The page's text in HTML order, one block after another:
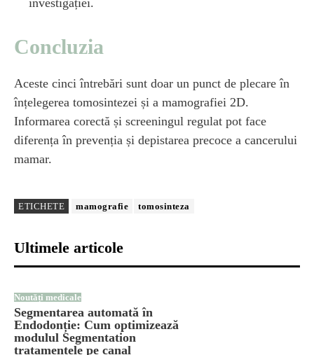
investigației.
Concluzia
Aceste cinci întrebări sunt doar un punct de plecare în
înțelegerea tomosintezei și a mamografiei 2D.
Informarea corectă și screeningul regulat pot face
diferența în prevenția și depistarea precoce a cancerului
mamar.
ETICHETE mamografie tomosinteza
Ultimele articole
Noutăți medicale
Segmentarea automată în
Endodonție: Cum optimizează
modulul Segmentation
tratamentele pe canal